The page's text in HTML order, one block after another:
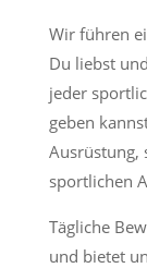
Wir führen
Du liebst
jeder
geben
Ausrüstung,
sportlichen
Tägliche
und bietet